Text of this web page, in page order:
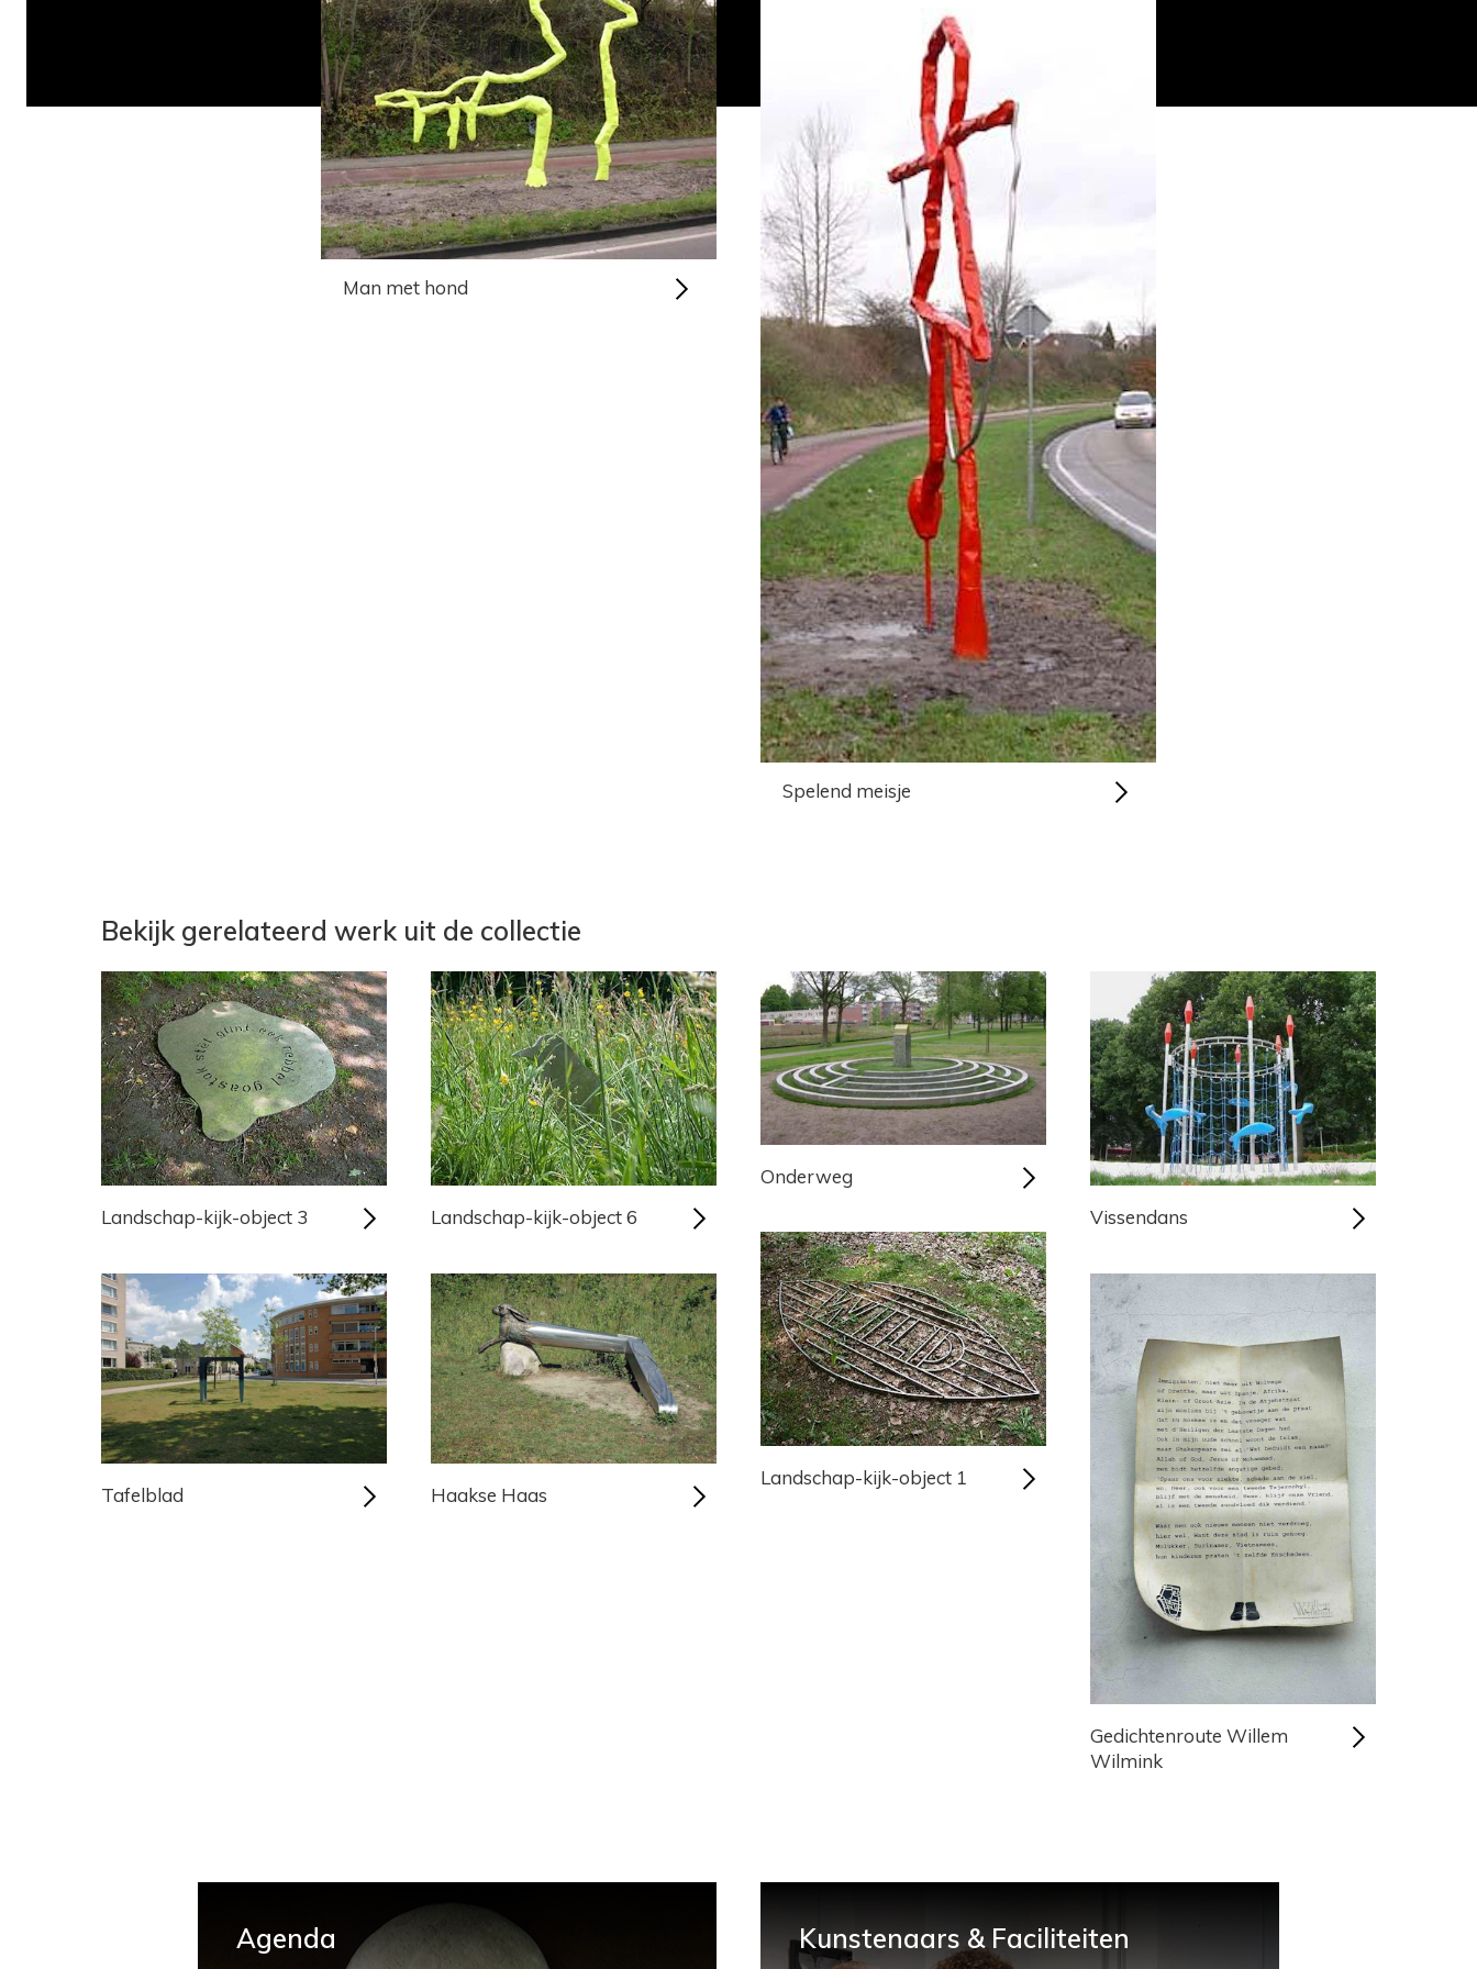
Man met hond
Spelend meisje
Bekijk gerelateerd werk uit de collectie
Landschap-kijk-object 3 Landschap-kijk-object 6
Onderweg
Vissendans
Tafelblad Haakse Haas
Landschap-kijk-object 1
Gedichtenroute Willem
Wilmink
Agenda Kunstenaars & Faciliteiten